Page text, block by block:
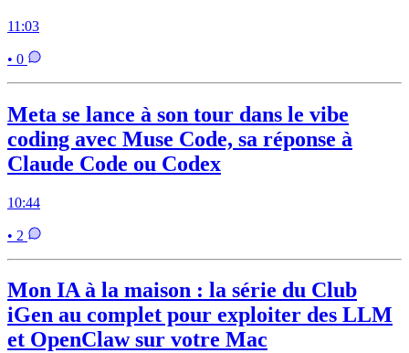
11:03
• 0
Meta se lance à son tour dans le vibe
coding avec Muse Code, sa réponse à
Claude Code ou Codex
10:44
• 2
Mon IA à la maison : la série du Club
iGen au complet pour exploiter des LLM
et OpenClaw sur votre Mac